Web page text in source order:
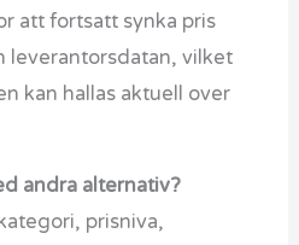
att fortsatt synka pris
leverantorsdatan, vilket
kan hallas aktuell over
andra alternativ?
prisniva,